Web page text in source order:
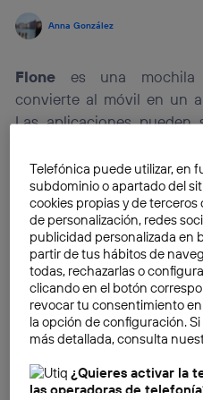
Anna González
Flone es una mochila
convierte al móvil en un
Las aplicaciones
desarrollo. Se trata del
propuestas durante el
convocado de forma
LABoral,Centro de
centrado en esta
apropiación.
Telefónica puede utilizar, en
subdominio o apartado del
cookies propias y de
de personalización, redes
publicidad personalizada en
partir de tus hábitos de
todas, rechazarlas o
clicando en el botón
revocar tu consentimiento
la opción de configuración.
más detallada, consulta
¿Quieres activar la
las operadoras de